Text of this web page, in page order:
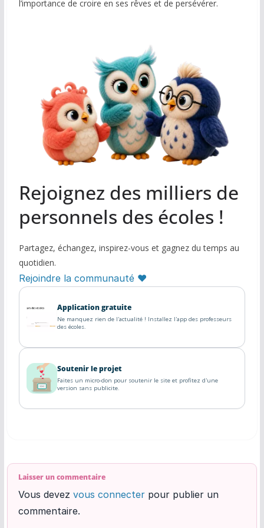
l’importance de croire en ses rêves et de persévérer.
Rejoignez des milliers de
personnels des écoles !
Partagez, échangez, inspirez-vous et gagnez du temps au
quotidien.
Rejoindre la communauté ♥
Application gratuite
Ne manquez rien de l'actualité ! Installez l'app des professeurs
des écoles.
Soutenir le projet
Faites un micro-don pour soutenir le site et profitez d'une
version sans publicite.
Laisser un commentaire
Vous devez vous connecterpour publier un
commentaire.